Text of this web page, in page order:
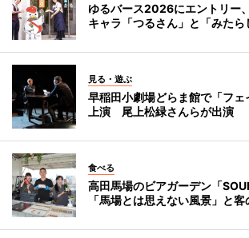
ゆるバース2026にエントリー
キャラ「つるさん」と「みたら
見る・遊ぶ
早稲田小劇場どらま館で「フェ
上演 尾上松緑さんらが出演
食べる
高田馬場のビアガーデン「
「馬場とは思えない風景」と客